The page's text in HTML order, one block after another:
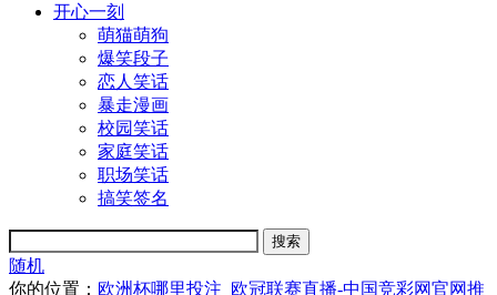
开心一刻
萌猫萌狗
爆笑段子
恋人笑话
暴走漫画
校园笑话
家庭笑话
职场笑话
搞笑签名
随机
你的位置： 欧洲杯哪里投注_欧冠联赛直播-中国竞彩网官网推